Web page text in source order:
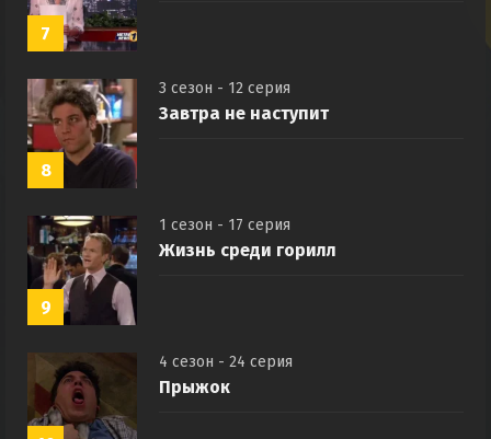
7
8
3 сезон - 12 серия
Завтра не наступит
9
1 сезон - 17 серия
Жизнь среди горилл
4 сезон - 24 серия
Прыжок